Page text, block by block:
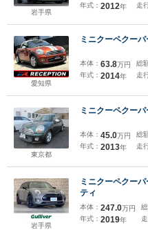
岩手県
年式： 2012年
走
愛知県
ミニクーペクーパ
本体： 63.8万円
年式： 2014年
総
走
東京都
ミニクーペクーパ
本体： 45.0万円
年式： 2013年
総
走
岩手県
ミニクーペクー
ティ
本体： 247.0万円
年式： 2019年